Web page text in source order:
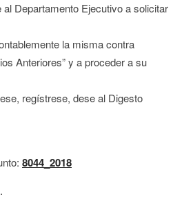
Departamento Ejecutivo a solicitar
la misma contra
Anteriores” y a proceder a su
regístrese, dese al Digesto
8044_2018